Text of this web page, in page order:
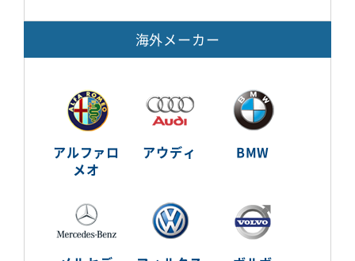
海外メーカー
アルファロ
メオ
アウディ BMW